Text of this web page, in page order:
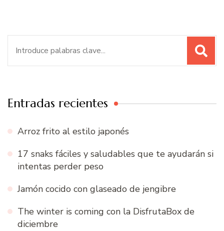
Entradas recientes
Arroz frito al estilo japonés
17 snaks fáciles y saludables que te ayudarán si
intentas perder peso
Jamón cocido con glaseado de jengibre
The winter is coming con la DisfrutaBox de
diciembre